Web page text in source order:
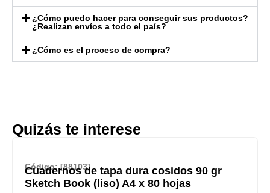
¿Cómo puedo hacer para conseguir sus productos?
¿Realizan envíos a todo el país?
¿Cómo es el proceso de compra?
Quizás te interese
Código: [88103]
Cuadernos de tapa dura cosidos 90 gr
Sketch Book (liso) A4 x 80 hojas